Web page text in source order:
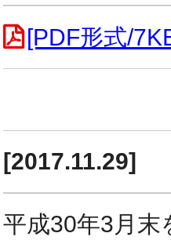
[PDF形式/
[2017.11.29]
平成30年3月末